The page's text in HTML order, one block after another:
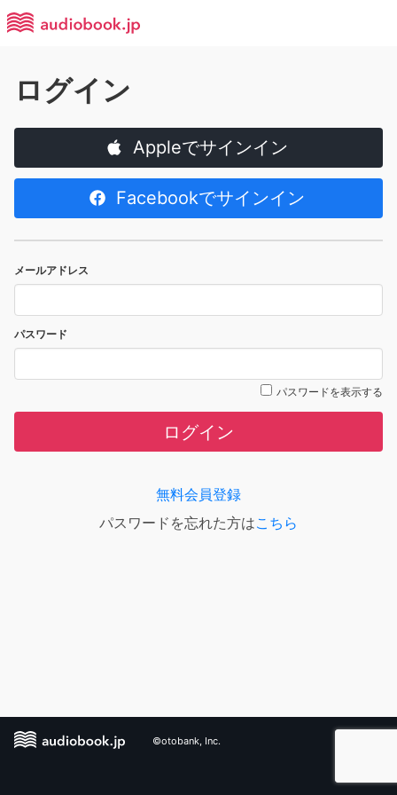
ログイン
Appleでサインイン
Facebookでサインイン
メールアドレス
パスワード
パスワードを表示する
ログイン
無料会員登録
パスワードを忘れた方はこちら
©otobank, Inc.